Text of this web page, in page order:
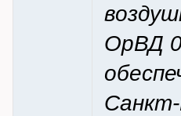
ОрВД